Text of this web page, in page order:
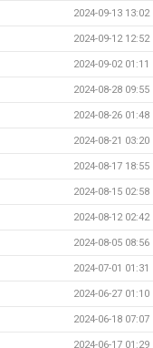
2024-09-13 13:02
2024-09-12 12:52
2024-09-02 01:11
2024-08-28 09:55
2024-08-26 01:48
2024-08-21 03:20
2024-08-17 18:55
2024-08-15 02:58
2024-08-12 02:42
2024-08-05 08:56
2024-07-01 01:31
2024-06-27 01:10
2024-06-18 07:07
2024-06-17 01:29